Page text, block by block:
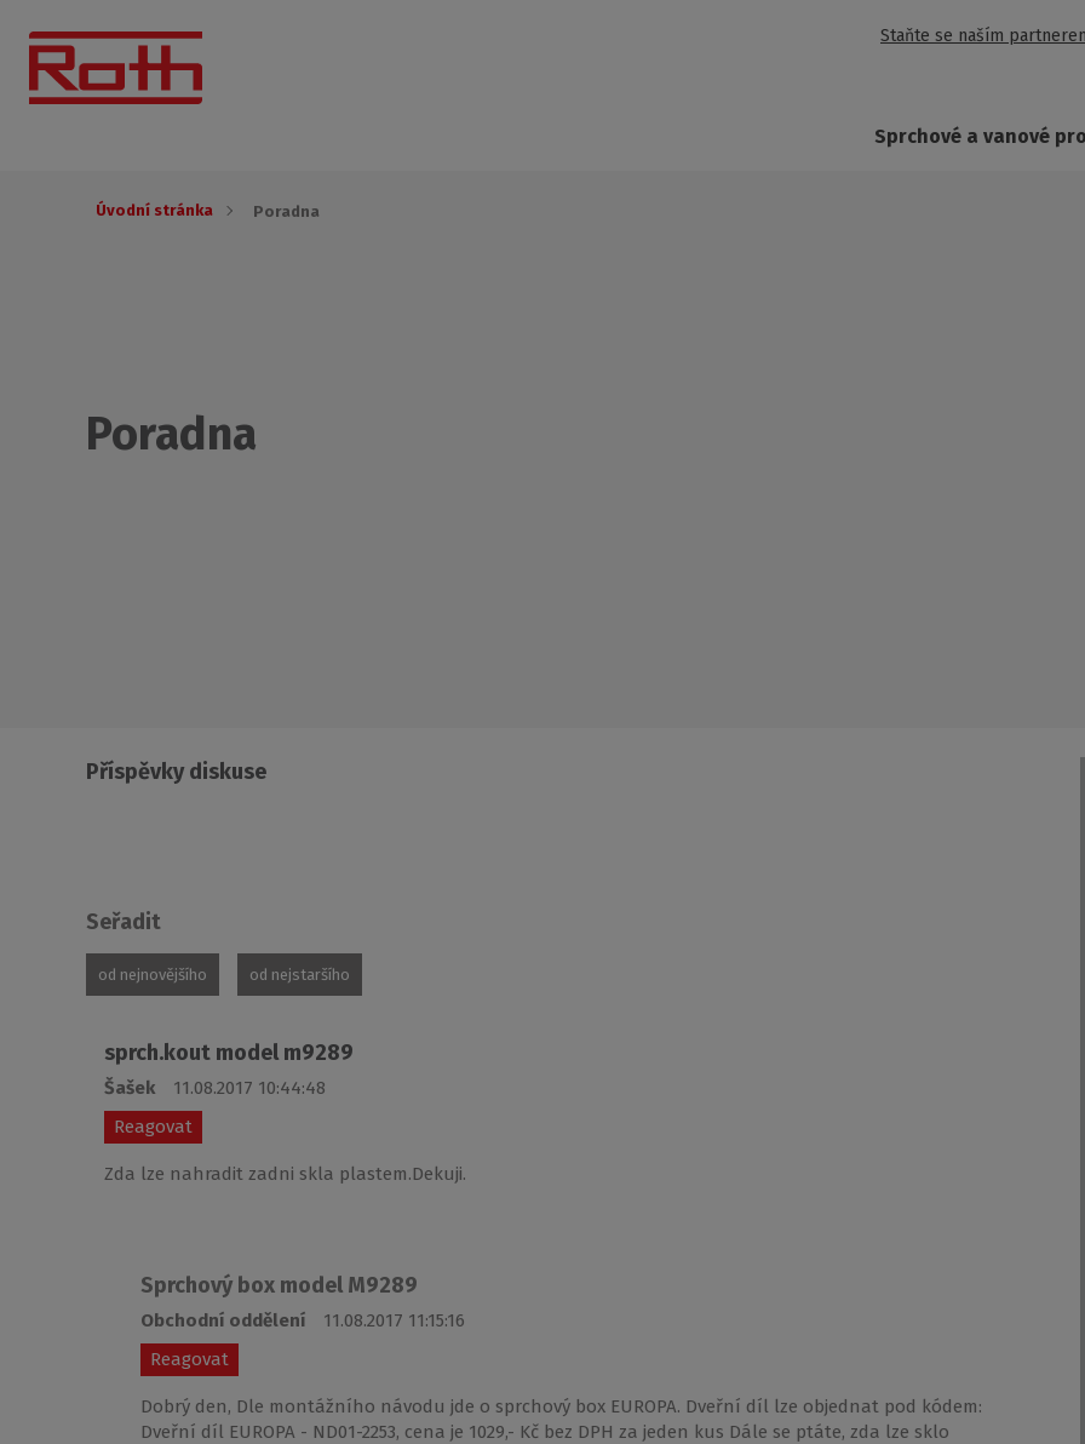
Staňte se naším
Sprchové a vanové
Úvodní stránka Poradna
Poradna
Příspěvky diskuse
Seřadit
od nejnovějšího od nejstaršího
sprch.kout model m9289
Šašek
11.08.2017 10:44:48
Reagovat
Zda lze nahradit zadni skla plastem.Dekuji.
Sprchový box model M9289
Obchodní oddělení
11.08.2017 11:15:16
Reagovat
Dobrý den, Dle montážního návodu jde o sprchový box EUROPA. Dveřní díl lze objednat pod kódem:
Dveřní díl EUROPA - ND01-2253, cena je 1029,- Kč bez DPH za jeden kus Dále se ptáte, zda lze sklo